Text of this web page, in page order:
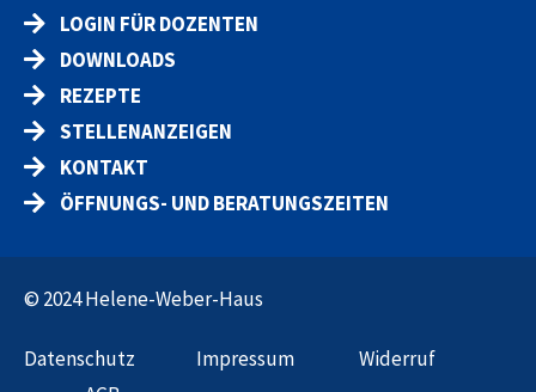
LOGIN FÜR DOZENTEN
DOWNLOADS
REZEPTE
STELLENANZEIGEN
KONTAKT
ÖFFNUNGS- UND BERATUNGSZEITEN
© 2024 Helene-Weber-Haus
Datenschutz Impressum
Widerruf